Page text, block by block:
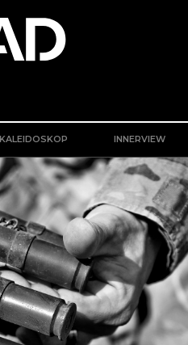
KALEIDOSKOP INNERVIEW